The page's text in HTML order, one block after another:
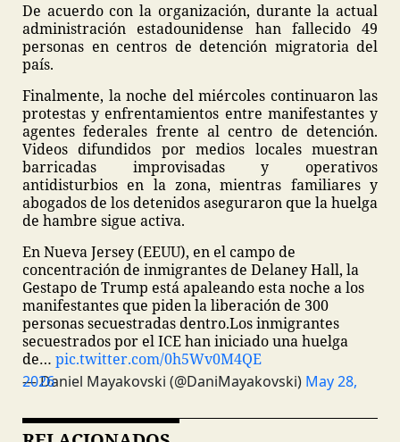
De acuerdo con la organización, durante la actual
administración estadounidense han fallecido 49
personas en centros de detención migratoria del
país.
Finalmente, la noche del miércoles continuaron las
protestas y enfrentamientos entre manifestantes y
agentes federales frente al centro de detención.
Videos difundidos por medios locales muestran
barricadas improvisadas y operativos
antidisturbios en la zona, mientras familiares y
abogados de los detenidos aseguraron que la huelga
de hambre sigue activa.
En Nueva Jersey (EEUU), en el campo de
concentración de inmigrantes de Delaney Hall, la
Gestapo de Trump está apaleando esta noche a los
manifestantes que piden la liberación de 300
personas secuestradas dentro.Los inmigrantes
secuestrados por el ICE han iniciado una huelga
de… pic.twitter.com/0h5Wv0M4QE
— Daniel Mayakovski (@DaniMayakovski)
May 28, 2026